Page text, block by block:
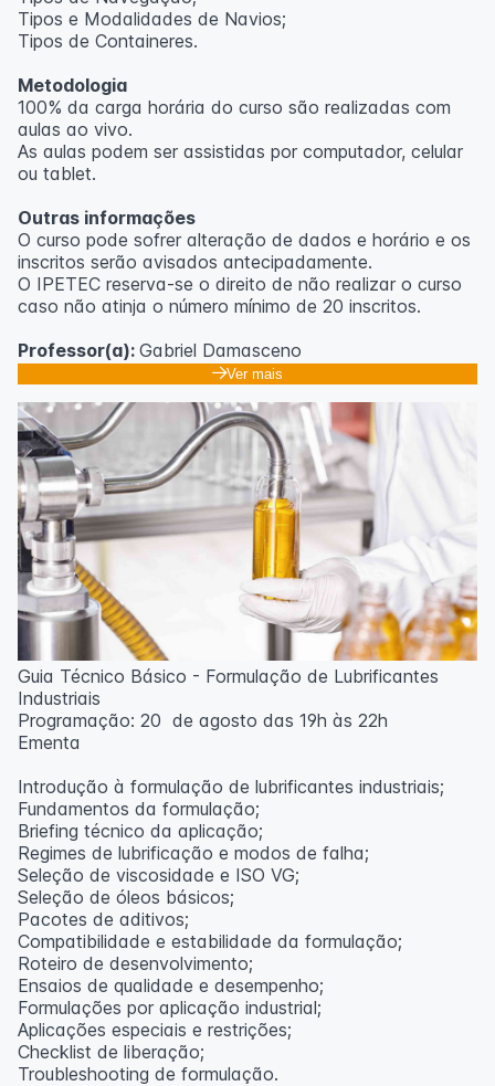
Outras informações
inscritos serão avisados ​​antecipadamente.
O IPETEC reserva-se o direito de não realizar o curso
caso não atinja o número mínimo de 20 inscritos.
Professora:
Tipos e Modalidades de Navios;
Tipos de Containeres.
Metodologia
100% da carga horária do curso são realizadas com
aulas ao vivo.
As aulas podem ser assistidas por computador, celular
ou tablet.
Outras informações
O curso pode sofrer alteração de dados e horário e os
inscritos serão avisados ​​antecipadamente.
O IPETEC reserva-se o direito de não realizar o curso
caso não atinja o número mínimo de 20 inscritos.
Professor(a): Gabriel Damasceno
Ver mais
Guia Técnico Básico - Formulação de Lubrificantes
Industriais
Programação: 20 de agosto das 19h às 22h
Ementa
Introdução à formulação de lubrificantes industriais;
Fundamentos da formulação;
Briefing técnico da aplicação;
Regimes de lubrificação e modos de falha;
Seleção de viscosidade e ISO VG;
Seleção de óleos básicos;
Pacotes de aditivos;
Compatibilidade e estabilidade da formulação;
Roteiro de desenvolvimento;
Ensaios de qualidade e desempenho;
Formulações por aplicação industrial;
Aplicações especiais e restrições;
Checklist de liberação;
Troubleshooting de formulação.